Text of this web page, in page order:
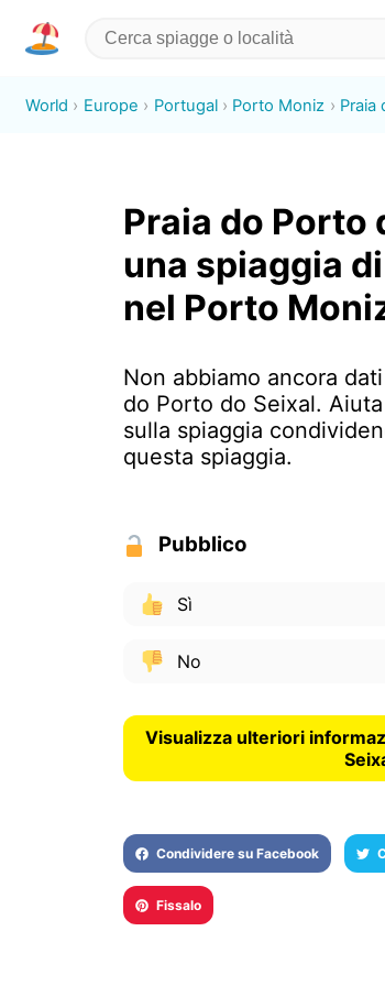
World Europe Portugal Porto Moniz Praia
Praia do Porto
una spiaggia
nel Porto
Non abbiamo ancora
do Porto do Seixal.
sulla spiaggia
questa spiaggia.
Pubblico
Sì
No
Visualizza ulteriori
Condividere su Facebook
Fissalo